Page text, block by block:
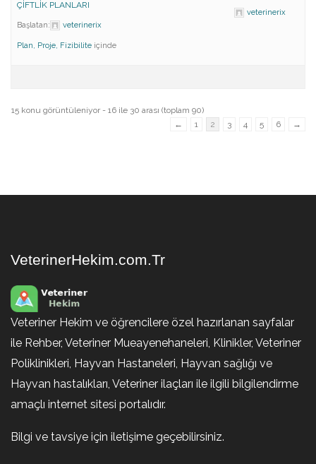
ÇİFTLİK PLANLARI
Başlatan: veterinerix
Plan, Proje, Fizibilite içinde
veterinerix
15 konu görüntüleniyor - 16 ile 30 arası (toplam 90)
←
1 2 3 4 5 6 →
VeterinerHekim.com.Tr
Veteriner Hekim ve öğrencilere özel hazırlanan sayfalar
ile Rehber, Veteriner Mueayenehaneleri, Klinikler, Veteriner
Poliklinikleri, Hayvan Hastaneleri, Hayvan sağlığı ve
Hayvan hastalıkları, Veteriner ilaçları ile ilgili bilgilendirme
amaçlı internet sitesi portalıdır.
Bilgi ve tavsiye için iletişime geçebilirsiniz.